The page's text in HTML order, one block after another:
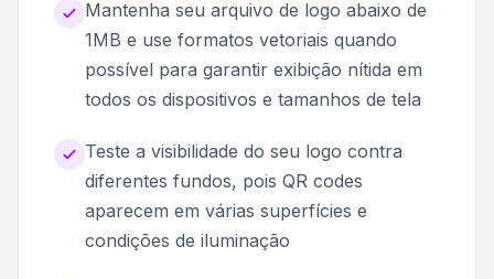
Mantenha seu arquivo de logo abaixo de
1MB e use formatos vetoriais quando
possível para garantir exibição nítida em
todos os dispositivos e tamanhos de tela
Teste a visibilidade do seu logo contra
diferentes fundos, pois QR codes
aparecem em várias superfícies e
condições de iluminação